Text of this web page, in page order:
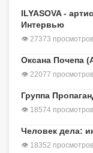
ILYASOVA -
Интервью
👁 27373 просмотров
Оксана Почепа
👁 22077 просмотров
Группа
👁 18574 просмотров
Человек дела:
👁 18352 просмотров